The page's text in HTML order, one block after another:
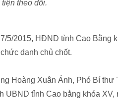
theo dõi.
5/2015, HĐND tỉnh Cao Bằng
danh chủ chốt.
Hoàng Xuân Ánh, Phó Bí
UBND tỉnh Cao bằng khóa